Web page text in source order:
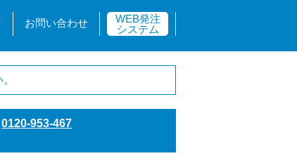
お問い合わせ
WEB発注
システム
0120-953-467